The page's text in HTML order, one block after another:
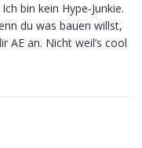
bin kein Hype-Junkie.
du was bauen willst,
AE an. Nicht weil’s cool